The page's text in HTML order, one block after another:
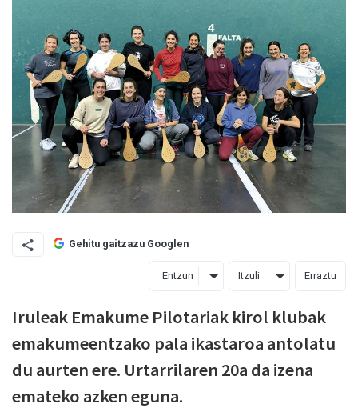
Gehitu gaitzazu Googlen
Entzun Itzuli Erraztu
Iruleak Emakume Pilotariak kirol klubak
emakumeentzako pala ikastaroa antolatu
du aurten ere. Urtarrilaren 20a da izena
emateko azken eguna.